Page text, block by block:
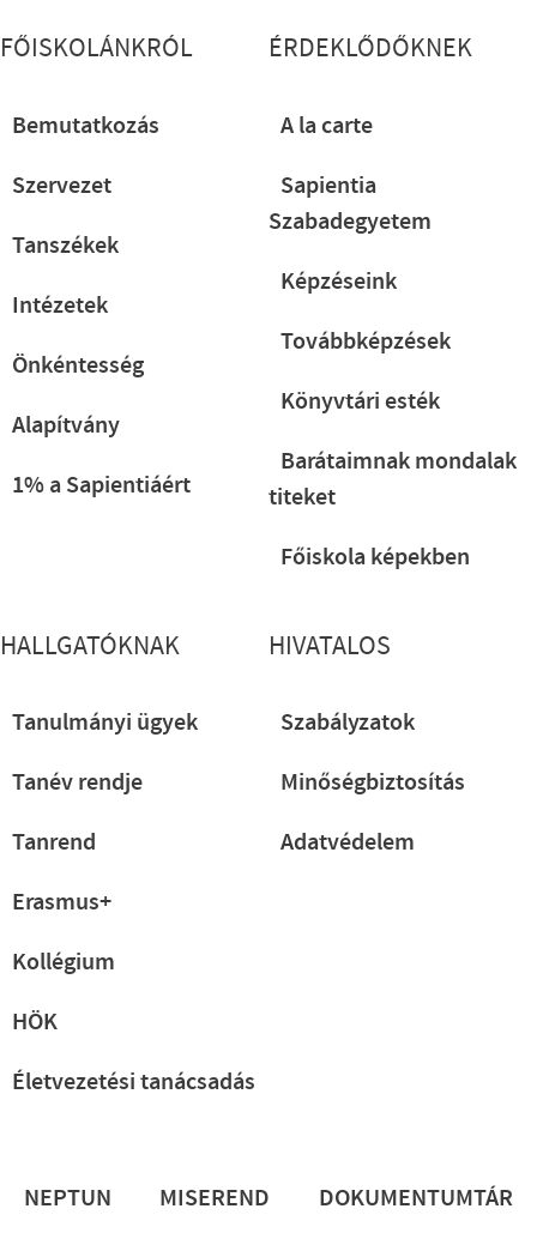
FŐISKOLÁNKRÓL
Bemutatkozás
Szervezet
Tanszékek
Intézetek
Önkéntesség
Alapítvány
1% a Sapientiáért
ÉRDEKLŐDŐKNEK
A la carte
Sapientia
Szabadegyetem
Képzéseink
Továbbképzések
Könyvtári esték
Barátaimnak mondalak
titeket
Főiskola képekben
HALLGATÓKNAK
Tanulmányi ügyek
Tanév rendje
Tanrend
Erasmus+
Kollégium
HÖK
Életvezetési tanácsadás
HIVATALOS
Szabályzatok
Minőségbiztosítás
Adatvédelem
Lábléc
NEPTUN MISEREND DOKUMENTUMTÁR